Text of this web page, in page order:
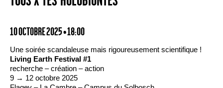
10 OCTOBRE 2025 • 18:00
Une soirée scandaleuse mais rigoureusement scientifique !
Living Earth Festival #1
recherche – création – action
9 → 12 octobre 2025